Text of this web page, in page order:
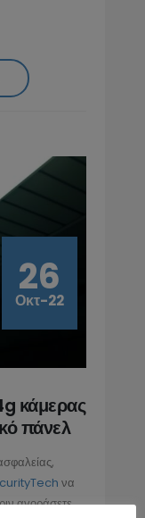
26
Οκτ-22
κάμερας
πάνελ
να
αγοράσετε